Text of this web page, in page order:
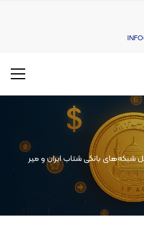
شبکه‌های بانکی شتاب ایران و میر